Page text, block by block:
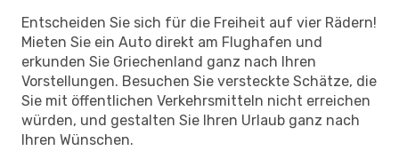
Entscheiden Sie sich für die Freiheit auf vier Rädern!
Mieten Sie ein Auto direkt am Flughafen und
erkunden Sie Griechenland ganz nach Ihren
Vorstellungen. Besuchen Sie versteckte Schätze, die
Sie mit öffentlichen Verkehrsmitteln nicht erreichen
würden, und gestalten Sie Ihren Urlaub ganz nach
Ihren Wünschen.